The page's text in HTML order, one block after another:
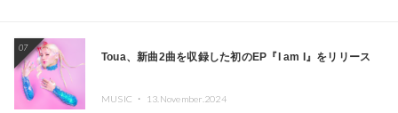
07
Toua、新曲2曲を収録した初のEP『I am I』をリリース
MUSIC ・ 13.November.2024